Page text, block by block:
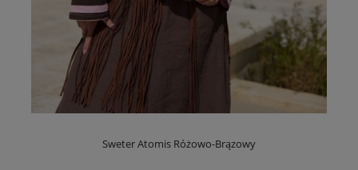
Sweter Atomis Różowo-Brązowy